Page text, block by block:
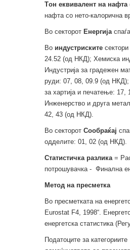
Tон еквивалент на нафта
нафта со нето-калорична
Во секторот Енергија
Во индустриските
24.52 (од НКД); Хемиска
Индустрија за градежен
руди: 07, 08, 09.9 (од НКД);
за хартија и печатење:
Инженерство и друга
42, 43 (од НКД).
Во секторот Сообраќај
одделите: 01, 02 (од НКД).
Статистичка разлика=
потрошувачка - Финална
Метод на пресметка
Во пресметката на
Eurostat F4, 1998“.
енергетска статистика
Податоците за